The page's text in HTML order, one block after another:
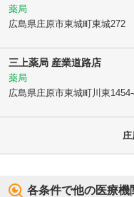
薬局
広島県庄原市東城町東城272
三上薬局 産業道路店
薬局
広島県庄原市東城町川東
庄
各条件で他の医療機